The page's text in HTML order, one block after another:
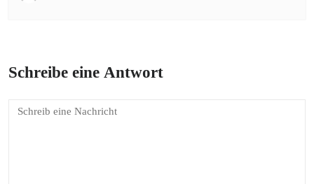
Schreibe eine Antwort